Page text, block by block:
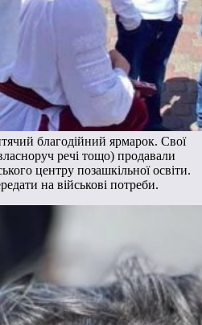
благодійний ярмарок. Свої
речі тощо) продавали
центру позашкільної освіти.
на військові потреби.